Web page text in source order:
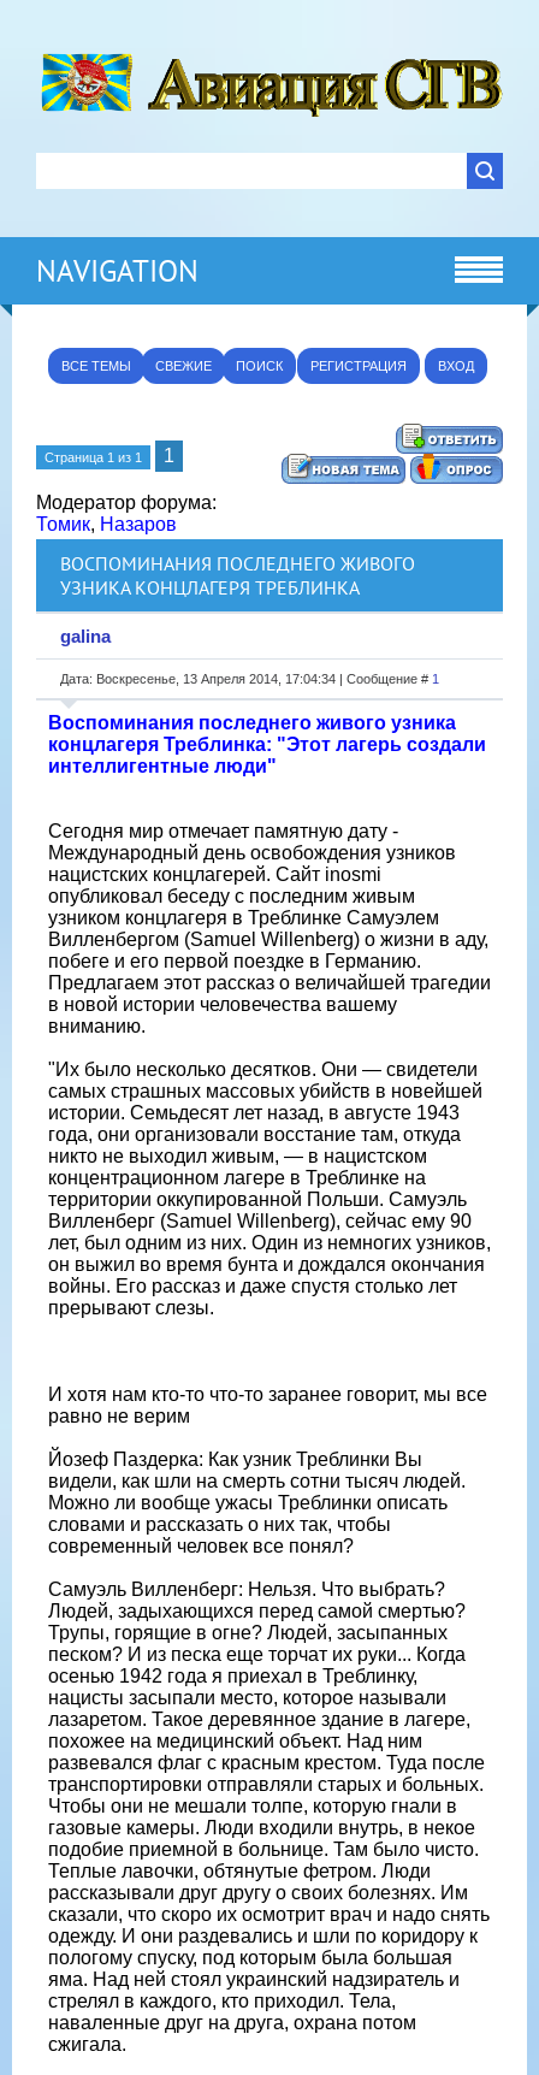
NAVIGATION
ВСЕ ТЕМЫ СВЕЖИЕ ПОИСК РЕГИСТРАЦИЯ ВХОД
Страница 1 из 1 1
Модератор форума:
Томик, Назаров
ВОСПОМИНАНИЯ ПОСЛЕДНЕГО ЖИВОГО
УЗНИКА КОНЦЛАГЕРЯ ТРЕБЛИНКА
galina
Дата: Воскресенье, 13 Апреля 2014, 17:04:34 | Сообщение # 1
Воспоминания последнего живого узника
концлагеря Треблинка: "Этот лагерь создали
интеллигентные люди"
Сегодня мир отмечает памятную дату -
Международный день освобождения узников
нацистских концлагерей. Сайт inosmi
опубликовал беседу с последним живым
узником концлагеря в Треблинке Самуэлем
Вилленбергом (Samuel Willenberg) о жизни в аду,
побеге и его первой поездке в Германию.
Предлагаем этот рассказ о величайшей трагедии
в новой истории человечества вашему
вниманию.
"Их было несколько десятков. Они — свидетели
самых страшных массовых убийств в новейшей
истории. Семьдесят лет назад, в августе 1943
года, они организовали восстание там, откуда
никто не выходил живым, — в нацистском
концентрационном лагере в Треблинке на
территории оккупированной Польши. Самуэль
Вилленберг (Samuel Willenberg), сейчас ему 90
лет, был одним из них. Один из немногих узников,
он выжил во время бунта и дождался окончания
войны. Его рассказ и даже спустя столько лет
прерывают слезы.
И хотя нам кто-то что-то заранее говорит, мы все
равно не верим
Йозеф Паздерка: Как узник Треблинки Вы
видели, как шли на смерть сотни тысяч людей.
Можно ли вообще ужасы Треблинки описать
словами и рассказать о них так, чтобы
современный человек все понял?
Самуэль Вилленберг: Нельзя. Что выбрать?
Людей, задыхающихся перед самой смертью?
Трупы, горящие в огне? Людей, засыпанных
песком? И из песка еще торчат их руки... Когда
осенью 1942 года я приехал в Треблинку,
нацисты засыпали место, которое называли
лазаретом. Такое деревянное здание в лагере,
похожее на медицинский объект. Над ним
развевался флаг с красным крестом. Туда после
транспортировки отправляли старых и больных.
Чтобы они не мешали толпе, которую гнали в
газовые камеры. Люди входили внутрь, в некое
подобие приемной в больнице. Там было чисто.
Теплые лавочки, обтянутые фетром. Люди
рассказывали друг другу о своих болезнях. Им
сказали, что скоро их осмотрит врач и надо снять
одежду. И они раздевались и шли по коридору к
пологому спуску, под которым была большая
яма. Над ней стоял украинский надзиратель и
стрелял в каждого, кто приходил. Тела,
наваленные друг на друга, охрана потом
сжигала.